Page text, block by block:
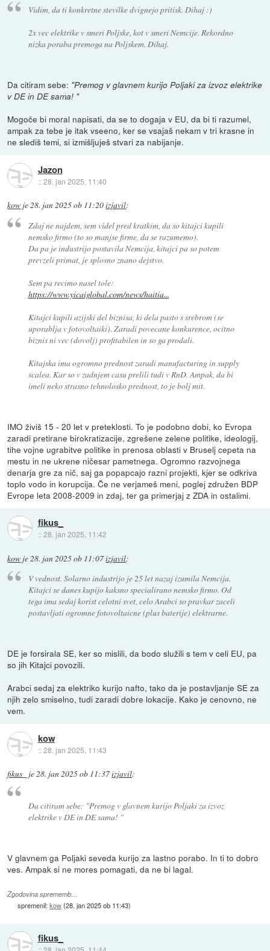
Vidim, da ti konkretne stevilke dvignejo pritisk. Dihaj :)
2x vec elektrike v smeri Poljske, kot v smeri Nemcije. Rekordno
nizka poraba premoga na Poljskem. Dihaj.
Da citiram sebe: "Premog v glavnem kurijo Poljaki za izvoz elektrike
v DE in DE sama! "
Mogoče bi moral napisati, da se to dogaja v EU, da bi ti razumel,
ampak za tebe je itak vseeno, ker se vsajaš nekam v tri krasne in
ne slediš temi, si izmišljuješ stvari za nabijanje.
Jazon
::28. jan 2025, 11:40
kow je28. jan 2025 ob 11:20izjavil:
Zdaj ne najdem, sem videl pred kratkim, da so kitajci kupili
nemsko firmo (to so manjse firme, da se razumemo).
Da pa je industrijo postavila Nemcija, kitajci pa so potem
prevzeli primat, je splosno znano dejstvo.
Sem pa recimo nasel tole:
https://www.yicaiglobal.com/news/haitia...
Kitajci kupili azijski del biznisa, ki dela pasto s srebrom (se
uporablja v fotovoltaiki). Zaradi povecane konkurence, ocitno
biznis ni vec (dovolj) profitabilen in so ga prodali.
Kitajska ima ogromno prednost zaradi manufacturing in supply
scalea. Kar so v zadnjem casu prelili tudi v RnD. Ampak, da bi
imeli neko strasno tehnolosko prednost, to je bolj mit.
IMO živiš 15 - 20 let v preteklosti. To je podobno dobi, ko Evropa
zaradi pretirane birokratizacije, zgrešene zelene politike, ideologij,
tihe vojne ugrabitve politike in prenosa oblasti v Bruselj cepeta na
mestu in ne ukrene ničesar pametnega. Ogromno razvojnega
denarja gre za nič, saj ga popapcajo razni projekti, kjer se odkriva
toplo vodo in korupcija. Če ne verjameš meni, poglej združen BDP
Evrope leta 2008-2009 in zdaj, ter ga primerjaj z ZDA in ostalimi.
fikus_
::28. jan 2025, 11:42
kow je28. jan 2025 ob 11:07izjavil:
V vednost. Solarno industrijo je 25 let nazaj izumila Nemcija.
Kitajci se danes kupijo kaksno specialirano nemsko firmo. Od
tega ima sedaj korist celotni svet, celo Arabci so pravkar zaceli
postavljati ogromne fotovoltaicne (plus baterije) elektrarne.
DE je forsirala SE, ker so mislili, da bodo služili s tem v celi EU, pa
so jih Kitajci povozili.
Arabci sedaj za elektriko kurijo nafto, tako da je postavljanje SE za
njih zelo smiselno, tudi zaradi dobre lokacije. Kako je cenovno, ne
vem.
kow
::28. jan 2025, 11:43
fikus_ je28. jan 2025 ob 11:37izjavil:
Da citiram sebe: "Premog v glavnem kurijo Poljaki za izvoz
elektrike v DE in DE sama! "
V glavnem ga Poljaki seveda kurijo za lastno porabo. In ti to dobro
ves. Ampak si ne mores pomagati, da ne bi lagal.
Zgodovina sprememb…
spremenil:kow(28. jan 2025 ob 11:43)
fikus_